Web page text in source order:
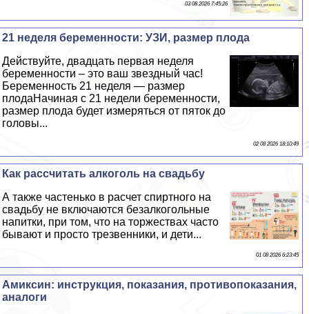
03 08 2026 7:45:26
21 неделя беременности: УЗИ, размер плода
Действуйте, двадцать первая неделя
беременности – это ваш звездный час!
Беременность 21 неделя — размер
плодаНачиная с 21 недели беременности,
размер плода будет измеряться от пяток до
головы...
02 08 2026 18:10:49
Как рассчитать алкоголь на свадьбу
А также частенько в расчет спиртного на
свадьбу не включаются безалкогольные
напитки, при том, что на торжествах часто
бывают и просто трезвенники, и дети...
01 08 2026 6:23:45
Амиксин: инструкция, показания, противопоказания,
аналоги